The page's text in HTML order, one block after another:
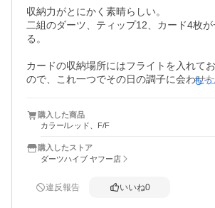
収納力がとにかく素晴らしい。
二組のダーツ、ティップ12、カード4枚
る。
カードの収納場所にはフライトを入れて
ので、これ一つでその日の調子に会わせた
もっ
購入した商品
カラー/レッド、F/F
購入したストア
ダーツハイブ ヤフー店
違反報告 いいね0